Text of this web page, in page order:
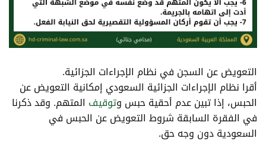
التعويض عن السجن في نظام الإجراءات الجزائية.
أقرا نظام الإجراءات الجزائية السعودي إمكانية التعويض عن
الحبس، إذا تبين عدم أحقية حبس وتوقيف المتهم. وقد ذكرنا
في الفقرة السابقة شروط التعويض عن الحبس في
السعودية دون وجه حق.